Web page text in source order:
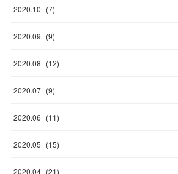
2020.10 (7)
2020.09 (9)
2020.08 (12)
2020.07 (9)
2020.06 (11)
2020.05 (15)
2020.04 (21)